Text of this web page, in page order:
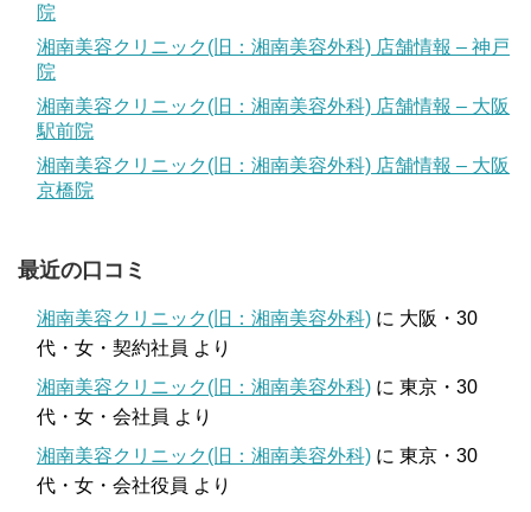
院
湘南美容クリニック(旧：湘南美容外科) 店舗情報 – 神戸
院
湘南美容クリニック(旧：湘南美容外科) 店舗情報 – 大阪
駅前院
湘南美容クリニック(旧：湘南美容外科) 店舗情報 – 大阪
京橋院
最近の口コミ
湘南美容クリニック(旧：湘南美容外科) に 大阪・30
代・女・契約社員 より
湘南美容クリニック(旧：湘南美容外科) に 東京・30
代・女・会社員 より
湘南美容クリニック(旧：湘南美容外科) に 東京・30
代・女・会社役員 より